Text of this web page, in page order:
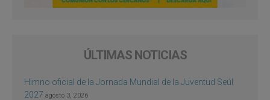
ÚLTIMAS NOTICIAS
Himno oficial de la Jornada Mundial de la Juventud Seúl
2027 agosto 3, 2026